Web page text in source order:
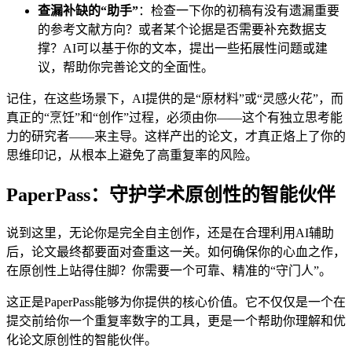
查漏补缺的“助手”：检查一下你的初稿有没有遗漏重要
的参考文献方向？或者某个论据是否需要补充数据支
撑？AI可以基于你的文本，提出一些拓展性问题或建
议，帮助你完善论文的全面性。
记住，在这些场景下，AI提供的是“原材料”或“灵感火花”，而
真正的“烹饪”和“创作”过程，必须由你——这个有独立思考能
力的研究者——来主导。这样产出的论文，才真正烙上了你的
思维印记，从根本上避免了高重复率的风险。
PaperPass：守护学术原创性的智能伙伴
说到这里，无论你是完全自主创作，还是在合理利用AI辅助
后，论文最终都要面对查重这一关。如何确保你的心血之作，
在原创性上站得住脚？你需要一个可靠、精准的“守门人”。
这正是PaperPass能够为你提供的核心价值。它不仅仅是一个在
提交前给你一个重复率数字的工具，更是一个帮助你理解和优
化论文原创性的智能伙伴。